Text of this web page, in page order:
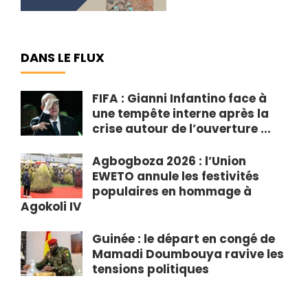
DANS LE FLUX
FIFA : Gianni Infantino face à
une tempête interne après la
crise autour de l’ouverture ...
Agbogboza 2026 : l’Union
EWETO annule les festivités
populaires en hommage à
Agokoli IV
Guinée : le départ en congé de
Mamadi Doumbouya ravive les
tensions politiques